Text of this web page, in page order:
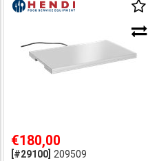
€180,00
[#29100] 209509